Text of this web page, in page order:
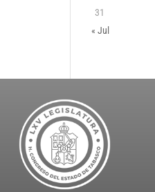
31
« Jul